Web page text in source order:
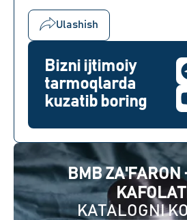
BMB ZA'FARON
KAFOLATI
KATALOGNI
Ulashish
Bizni ijtimoiy
tarmoqlarda
kuzatib boring